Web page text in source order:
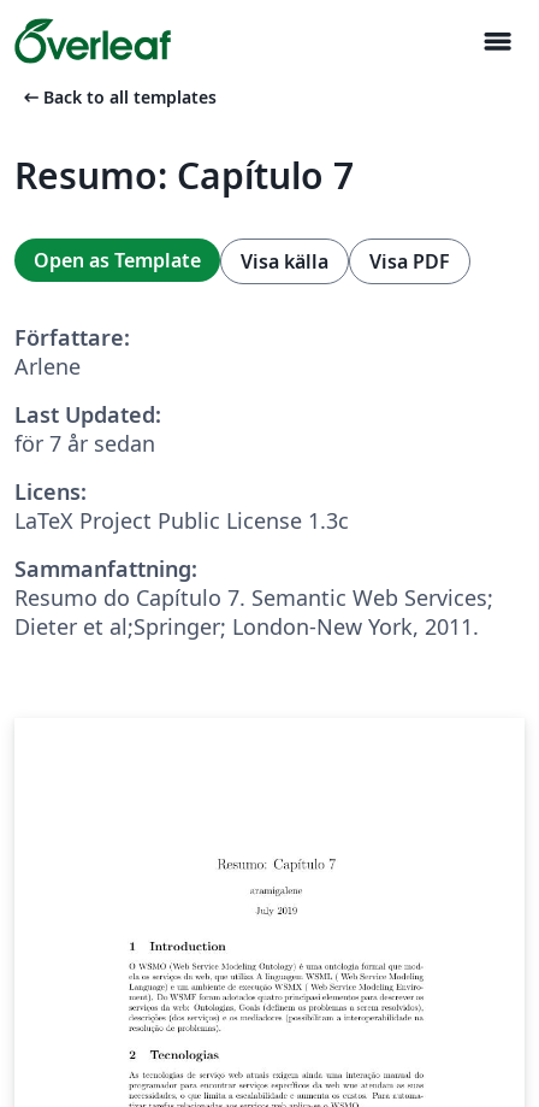
menu
arrow_left_alt Back to all templates
Resumo: Capítulo 7
Open as Template Visa källa Visa PDF
Författare:
Arlene
Last Updated:
för 7 år sedan
Licens:
LaTeX Project Public License 1.3c
Sammanfattning:
Resumo do Capítulo 7. Semantic Web Services;
Dieter et al;Springer; London-New York, 2011.